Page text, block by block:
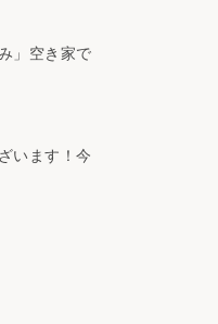
」空き家で
います！今